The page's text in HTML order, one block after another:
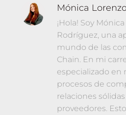
Mónica
¡Hola! Soy
Rodríguez, una
mundo de las
Chain. En mi
especializado en
procesos de
relaciones
proveedores.